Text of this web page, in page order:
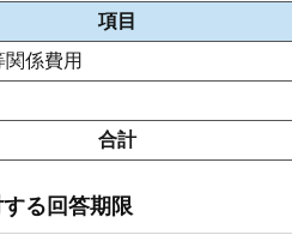
項目
係費用
合計
る回答期限